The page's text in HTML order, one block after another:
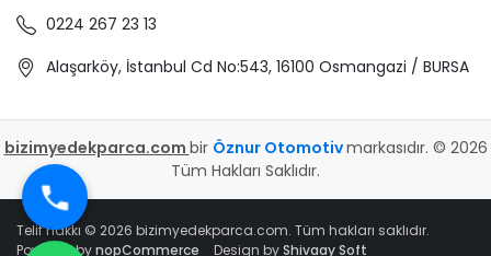
0224 267 23 13
Alaşarköy, İstanbul Cd No:543, 16100 Osmangazi / BURSA
bizimyedekparca.com bir Öznur Otomotivmarkasıdır. © 2026
Tüm Hakları Saklıdır.
Telif hakkı © 2026 bizimyedekparca.com. Tüm hakları saklıdır.
Powered bynopCommerce Design byShivaay Soft